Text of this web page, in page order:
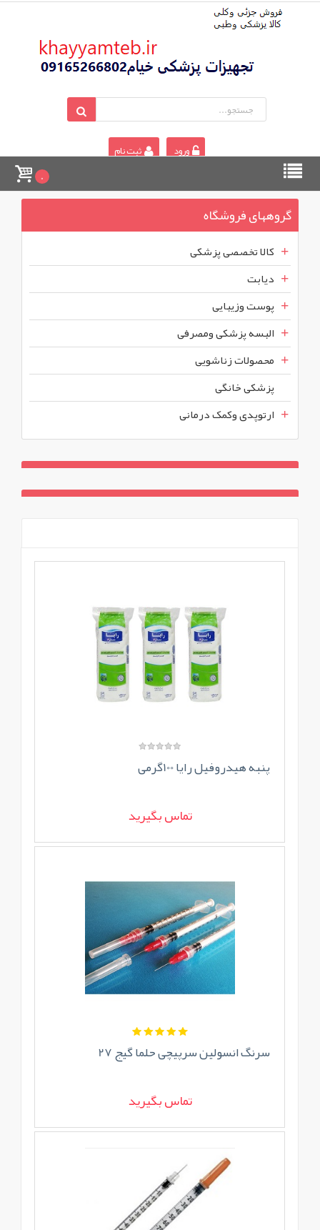
ورود ثبت نام
0
گروههای فروشگاه
کالا تخصصی پزشکی
دیابت
پوست وزیبایی
البسه پزشکی ومصرفی
محصولات زناشویی
پزشکی خانگی
ارتوپدی وکمک درمانی
پنبه هیدروفیل رایا 100گرمی
تماس بگیرید
سرنگ انسولین سرپیچی حلما گیج 27
تماس بگیرید